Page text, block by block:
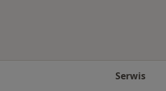
Serwis